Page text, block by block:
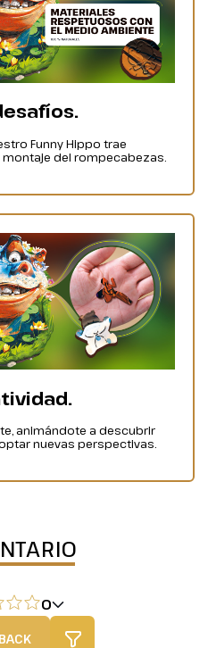
Funny Hippo trae
del rompecabezas.
animándote a descubrir
nuevas perspectivas.
0